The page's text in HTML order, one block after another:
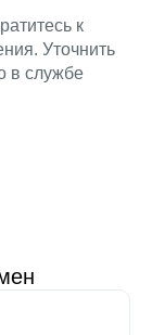
к
Уточнить
в службе